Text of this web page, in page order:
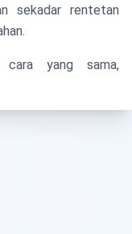
sekadar rentetan
cara yang sama,